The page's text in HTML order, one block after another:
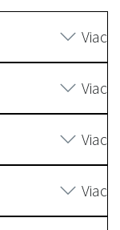
Viac
Viac
Viac
Viac